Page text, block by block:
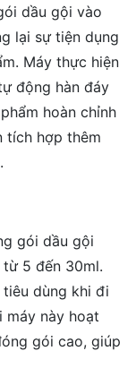
dầu gội vào
lại sự tiện dụng
Máy thực hiện
động hàn đáy
hoàn chỉnh
tích hợp thêm
gói dầu gội
5 đến 30ml.
dùng khi đi
máy này hoạt
gói cao, giúp